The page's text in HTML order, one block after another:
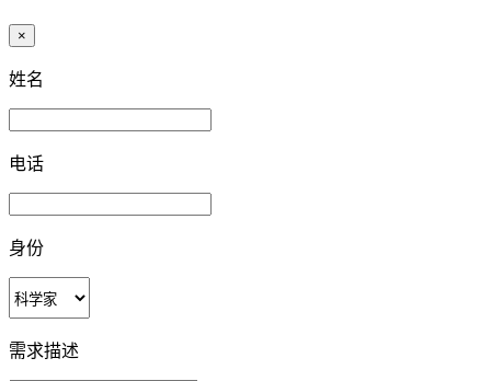
×
姓名
电话
身份
需求描述